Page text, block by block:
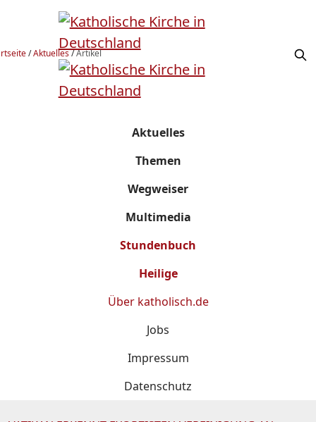
/Aktuelles/Artikel
Aktuelles
Themen
Wegweiser
Multimedia
Stundenbuch
Heilige
Über katholisch.de
Jobs
Impressum
Datenschutz